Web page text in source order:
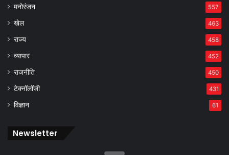
मनोरंजन 557
खेल 463
राज्य 458
व्यापार 452
राजनीति 450
टेक्नॉलॉजी 431
विज्ञान 61
Newsletter